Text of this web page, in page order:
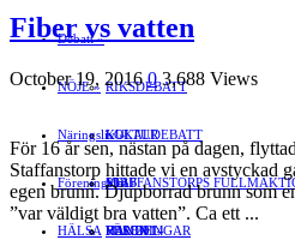
Debatt »
RIKSDEBATT
LOKALDEBATT
STAFFANSTORPS
VAL 2014
NÖJE »
KULTUR
Mat
RESOR
Näringsliv »
JOBB
HANDEL
Föreningsliv »
FÖRENINGAR
HÄLSA
Fiber vs vatten
October 19, 2016 0 3,688 Views
För 16 år sen, nästan på dagen,
Staffanstorp hittade vi en avstyckad
egen brunn. Djupborrad brunn som
”var väldigt bra vatten”. Ca ett ...